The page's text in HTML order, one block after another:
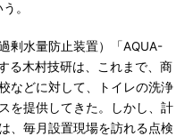
。
剰水量防止装置）「AQUA-
る木村技研は、これまで、商
などに対して、トイレの洗浄
を提供してきた。しかし、計
、毎月設置現場を訪れる点検